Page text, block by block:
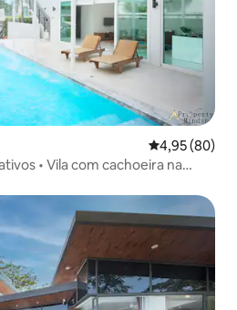
4,95 de uma
4,95 (80)
• Vila com cachoeira na